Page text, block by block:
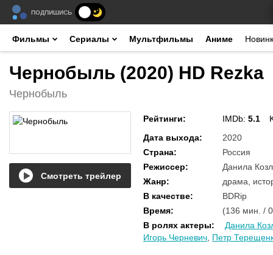
ПОДПИШИСЬ
Фильмы Сериалы Мультфильмы Аниме
Чернобыль (2020) HD Rezka
Чернобыль
Смотреть трейлер
Рейтинги: IMDb: 5.1
Дата выхода:
2020
Страна:
Россия
Режиссер:
Данила
Жанр:
драма,
В качестве:
BDRip
Время:
(136 мин. /
В ролях актеры:
Данила
Игорь Черневич Петр